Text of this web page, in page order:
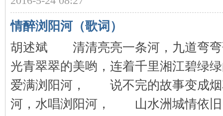
情醉浏阳河（歌词）
胡述斌 清清亮亮一条河，九道弯
光青翠翠的美哟，连着千里湘江碧
爱满浏阳河， 说不完的故事变成
河，水唱浏阳河， 山水洲城情依旧